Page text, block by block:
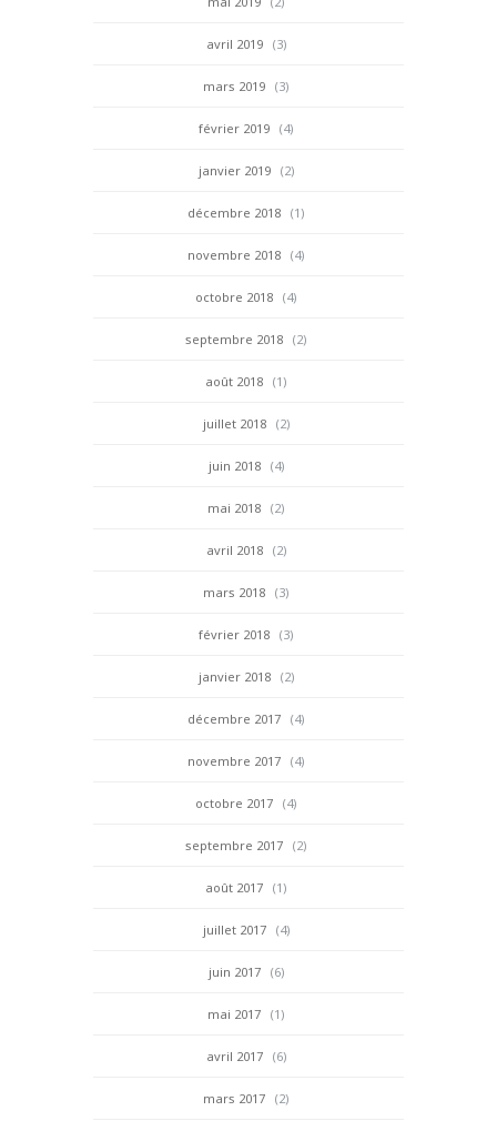
avril 2019 (3)
mars 2019 (3)
février 2019 (4)
janvier 2019 (2)
décembre 2018 (1)
novembre 2018 (4)
octobre 2018 (4)
septembre 2018 (2)
août 2018 (1)
juillet 2018 (2)
juin 2018 (4)
mai 2018 (2)
avril 2018 (2)
mars 2018 (3)
février 2018 (3)
janvier 2018 (2)
décembre 2017 (4)
novembre 2017 (4)
octobre 2017 (4)
septembre 2017 (2)
août 2017 (1)
juillet 2017 (4)
juin 2017 (6)
mai 2017 (1)
avril 2017 (6)
mars 2017 (2)